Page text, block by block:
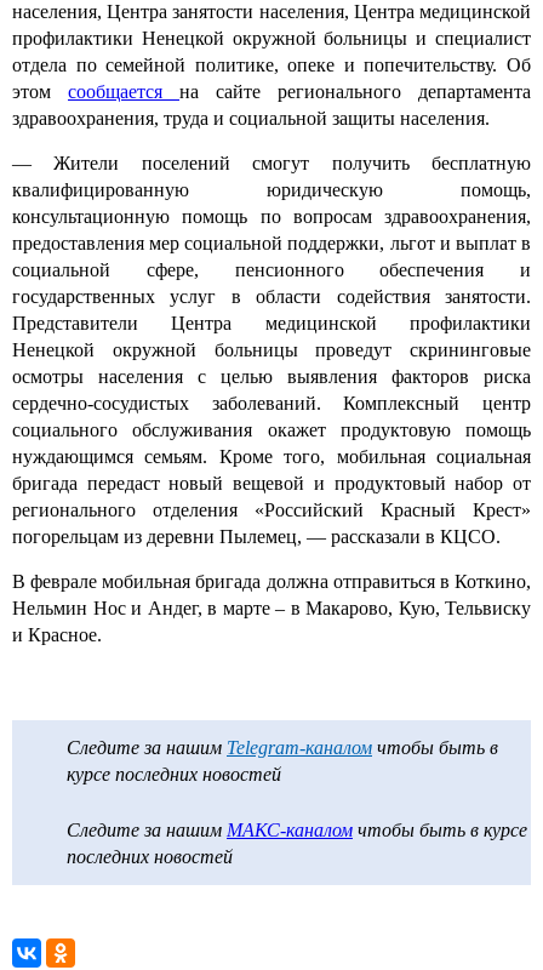
населения, Центра занятости населения, Центра медицинской
профилактики Ненецкой окружной больницы и специалист
отдела по семейной политике, опеке и попечительству. Об
этом сообщается на сайте регионального департамента
здравоохранения, труда и социальной защиты населения.
— Жители поселений смогут получить бесплатную
квалифицированную юридическую помощь,
консультационную помощь по вопросам здравоохранения,
предоставления мер социальной поддержки, льгот и выплат в
социальной сфере, пенсионного обеспечения и
государственных услуг в области содействия занятости.
ПредставителиЦентра медицинской профилактики
Ненецкой окружной больницыпроведут скрининговые
осмотры населения с целью выявления факторов риска
сердечно-сосудистых заболеваний.Комплексный центр
социального обслуживания окажет продуктовую помощь
нуждающимся семьям. Кроме того, мобильная социальная
бригада передаст новый вещевой и продуктовый набор от
регионального отделения «Российский Красный Крест»
погорельцам из деревни Пылемец, — рассказали в КЦСО.
В феврале мобильная бригада должна отправиться в Коткино,
Нельмин Нос и Андег, в марте – в Макарово, Кую, Тельвиску
и Красное.
Следите за нашим Telegram-каналом чтобы быть в
курсе последних новостей
Следите за нашим МАКС-каналом чтобы быть в курсе
последних новостей